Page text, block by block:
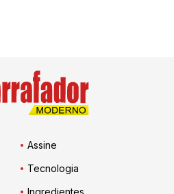
Assine
Tecnologia
Ingredientes